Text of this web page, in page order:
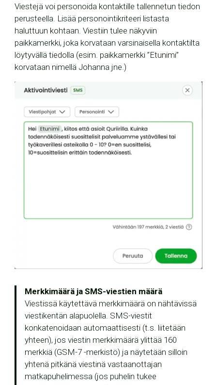
Viestejä voi personoida kontaktille tallennetun tiedon
perusteella. Lisää personointikriteeri listasta
haluttuun kohtaan. Viestiin tulee näkyviin
paikkamerkki, joka korvataan varsinaisella kontaktilta
löytyvällä tiedolla (esim. paikkamerkki ”Etunimi”
korvataan nimellä Johanna jne.)
Merkkimäärä ja SMS-viestien määrä
Viestissä käytettävä merkkimäärä on nähtävissä
viestikentän alapuolella. SMS-viestit
konkatenoidaan automaattisesti (t.s. liitetään
yhteen), jos viestin merkkimäärä ylittää 160
merkkiä (GSM-7 -merkistö) ja näytetään silloin
yhtenä pitkänä viestinä vastaanottajan
matkapuhelimessa (jos puhelin tukee